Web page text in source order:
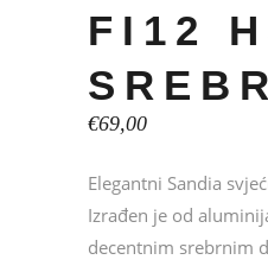
FI12
€69,00
Elegantni Sandia
Izrađen je od
decentnim srebrnim